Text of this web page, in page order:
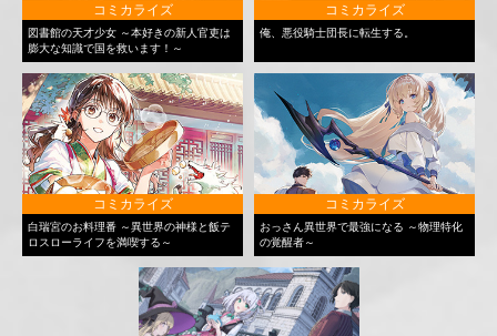
コミカライズ
図書館の天才少女 ～本好きの新人官吏は
膨大な知識で国を救います！～
コミカライズ
俺、悪役騎士団長に転生する。
コミカライズ
白瑞宮のお料理番 ～異世界の神様と飯テ
ロスローライフを満喫する～
コミカライズ
おっさん異世界で最強になる ～物理特化
の覚醒者～